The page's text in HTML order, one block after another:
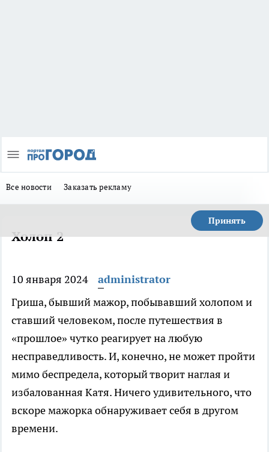
Все новости Заказать рекламу
Принять
Холоп 2
10 января 2024
administrator
Гриша, бывший мажор, побывавший холопом и
ставший человеком, после путешествия в
«прошлое» чутко реагирует на любую
несправедливость. И, конечно, не может пройти
мимо беспредела, который творит наглая и
избалованная Катя. Ничего удивительного, что
вскоре мажорка обнаруживает себя в другом
времени.